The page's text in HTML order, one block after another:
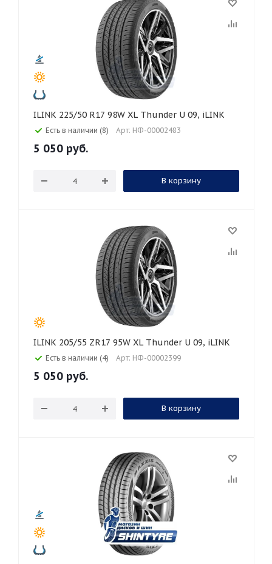
ILINK 225/50 R17 98W XL Thunder U 09, iLINK
Есть в наличии (8) Арт: НФ-00002483
5 050 руб.
В корзину
ILINK 205/55 ZR17 95W XL Thunder U 09, iLINK
Есть в наличии (4) Арт: НФ-00002399
5 050 руб.
В корзину